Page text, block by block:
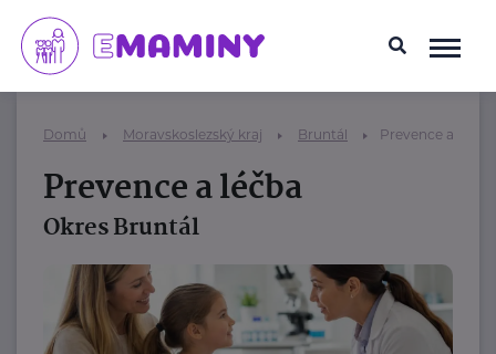
Domů Moravskoslezský kraj Bruntál Prevence a léčba
Prevence a léčba
Okres Bruntál